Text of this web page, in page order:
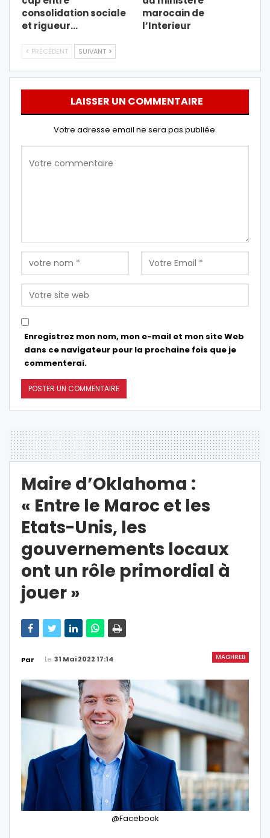
consolidation sociale
et rigueur…
marocain de
l’Interieur
PRÉCÉDENT SUIVANT
LAISSER UN COMMENTAIRE
Votre adresse email ne sera pas publiée.
Enregistrez mon nom, mon e-mail et mon site Web
dans ce navigateur pour la prochaine fois que je
commenterai.
Maire d’Oklahoma :
« Entre le Maroc et les
Etats-Unis, les
gouvernements locaux
ont un rôle primordial à
jouer »
MAGHREB
Par Le 31 Mai 2022 17:14
@Facebook